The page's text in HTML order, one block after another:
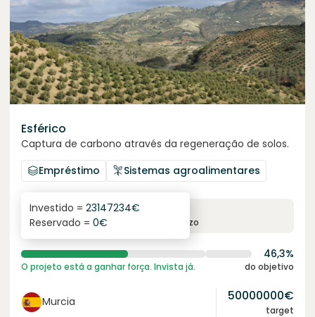
Esférico
Captura de carbono através da regeneração de solos.
Empréstimo
Sistemas agroalimentares
6.3%
juro anual prazo
Investido = 23147234€
Reservado = 0€
46,3%
O projeto está a ganhar força. Invista já. do objetivo
Murcia 50000000€
target